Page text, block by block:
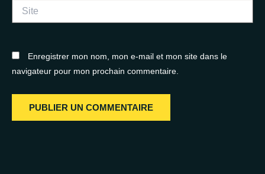
Enregistrer mon nom, mon e-mail et mon site dans le
navigateur pour mon prochain commentaire.